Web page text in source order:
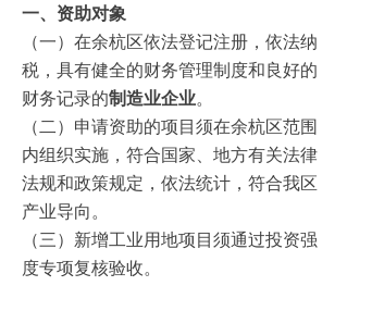
一、资助对象
（一）在余杭区依法登记注册，依法纳
税，具有健全的财务管理制度和良好的
财务记录的制造业企业。
（二）申请资助的项目须在余杭区范围
内组织实施，符合国家、地方有关法律
法规和政策规定，依法统计，符合我区
产业导向。
（三）新增工业用地项目须通过投资强
度专项复核验收。